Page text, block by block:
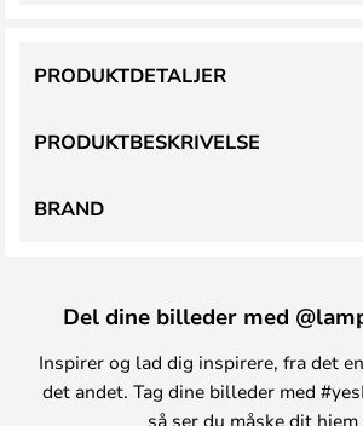
PRODUKTBESKRIVELSE
PRODUKTDETALJER
BRAND
Del dine billeder med
Inspirer og lad dig inspirere, fra det
det andet. Tag dine billeder med
så ser du måske dit hjem